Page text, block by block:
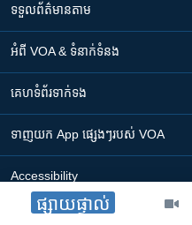
ផ្សាយផ្ទាល់
ទទួល​ព័ត៌មាន​តាម
អំពី​ VOA & ទំនាក់ទំនង
គេហទំព័រ​​ទាក់ទង
ទាញយក​ App ផ្សេងៗ​របស់​ VOA
Accessibility